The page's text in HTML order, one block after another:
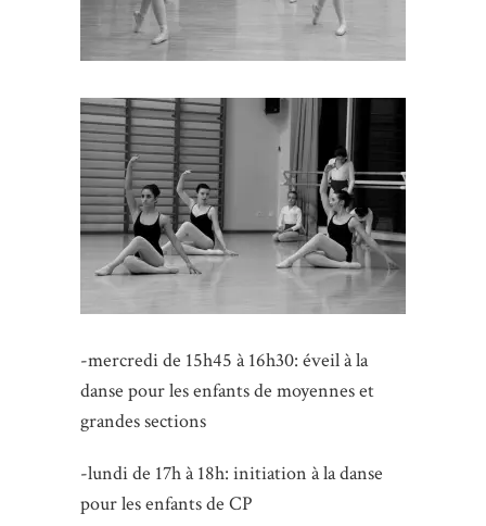
-mercredi de 15h45 à 16h30: éveil à la
danse pour les enfants de moyennes et
grandes sections
-lundi de 17h à 18h: initiation à la danse
pour les enfants de CP